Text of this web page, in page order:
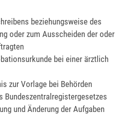
beziehungsweise des
oder zum Ausscheiden der oder
bei einer ärztlich
zur Vorlage bei Behörden
Bundeszentralregistergesetzes
und Änderung der Aufgaben